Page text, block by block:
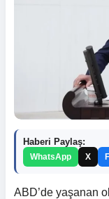
Haberi Paylaş:
WhatsApp X
ABD’de yaşanan